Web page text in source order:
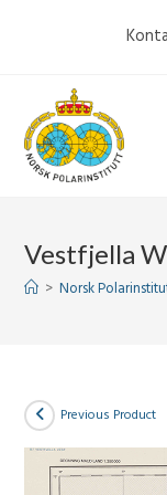
Vestfjella
> Norsk
Previous Product